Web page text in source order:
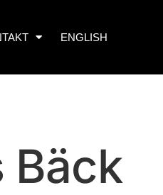
ENGLISH
Bäck